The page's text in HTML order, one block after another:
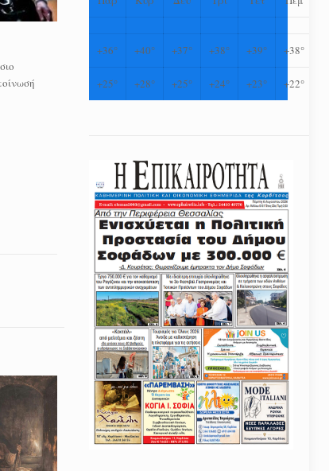
+36° +40° +37° +38° +39° +38°
+25° +28° +25° +24° +23° +22°